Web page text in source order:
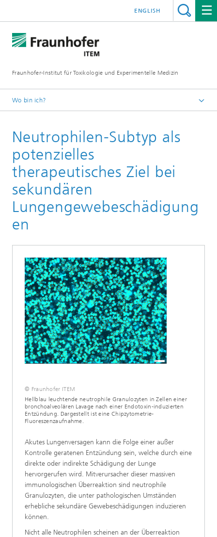
Fraunhofer-Institut für Toxikologie und Experimentelle Medizin
ENGLISH
Wo bin ich?
F&E-Kompetenzen
Lungenforschung
Neutrophilen-Subtyp als
potenzielles
therapeutisches Ziel bei
sekundären
Lungengewebeschädigung
en
© Fraunhofer ITEM
Hellblau leuchtende neutrophile Granulozyten in Zellen einer
bronchoalveolären Lavage nach einer Endotoxin-induzierten
Entzündung. Dargestellt ist eine Chipzytometrie-
Fluoreszenzaufnahme.
Akutes Lungenversagen kann die Folge einer außer
Kontrolle geratenen Entzündung sein, welche durch eine
direkte oder indirekte Schädigung der Lunge
hervorgerufen wird. Mitverursacher dieser massiven
immunologischen Überreaktion sind neutrophile
Granulozyten, die unter pathologischen Umständen
erhebliche sekundäre Gewebeschädigungen induzieren
können.
Nicht alle Neutrophilen scheinen an der Überreaktion